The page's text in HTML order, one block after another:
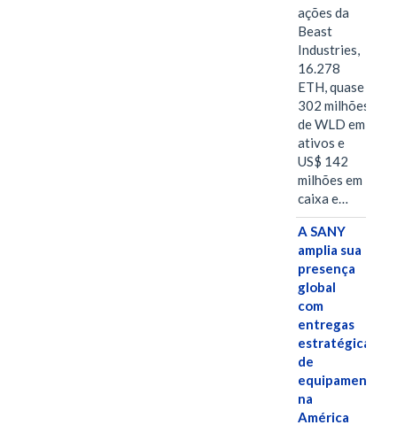
ações da
Beast
Industries,
16.278
ETH, quase
302 milhões
de WLD em
ativos e
US$ 142
milhões em
caixa e…
A SANY
amplia sua
presença
global
com
entregas
estratégicas
de
equipamentos
na
América